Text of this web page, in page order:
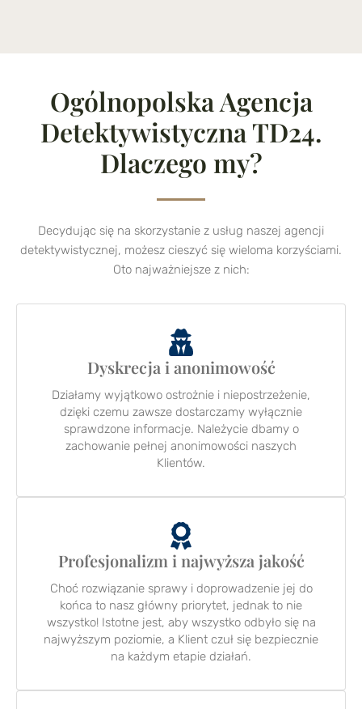
Ogólnopolska Agencja
Detektywistyczna TD24.
Dlaczego my?
Decydując się na skorzystanie z usług naszej agencji
detektywistycznej, możesz cieszyć się wieloma korzyściami.
Oto najważniejsze z nich:
Dyskrecja i anonimowość
Działamy wyjątkowo ostrożnie i niepostrzeżenie,
dzięki czemu zawsze dostarczamy wyłącznie
sprawdzone informacje. Należycie dbamy o
zachowanie pełnej anonimowości naszych
Klientów.
Profesjonalizm i najwyższa jakość
Choć rozwiązanie sprawy i doprowadzenie jej do
końca to nasz główny priorytet, jednak to nie
wszystko! Istotne jest, aby wszystko odbyło się na
najwyższym poziomie, a Klient czuł się bezpiecznie
na każdym etapie działań.